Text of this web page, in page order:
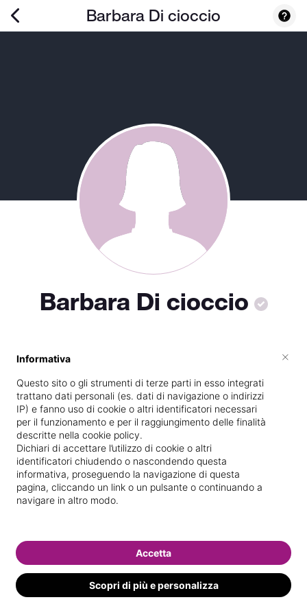
Barbara Di cioccio
Barbara Di cioccio
Informativa
Questo sito o gli strumenti di terze parti in esso integrati
trattano dati personali (es. dati di navigazione o indirizzi
IP) e fanno uso di cookie o altri identificatori necessari
per il funzionamento e per il raggiungimento delle finalità
descritte nella cookie policy.
Dichiari di accettare l’utilizzo di cookie o altri
identificatori chiudendo o nascondendo questa
informativa, proseguendo la navigazione di questa
pagina, cliccando un link o un pulsante o continuando a
navigare in altro modo.
Scopri di più e personalizza
Accetta
×